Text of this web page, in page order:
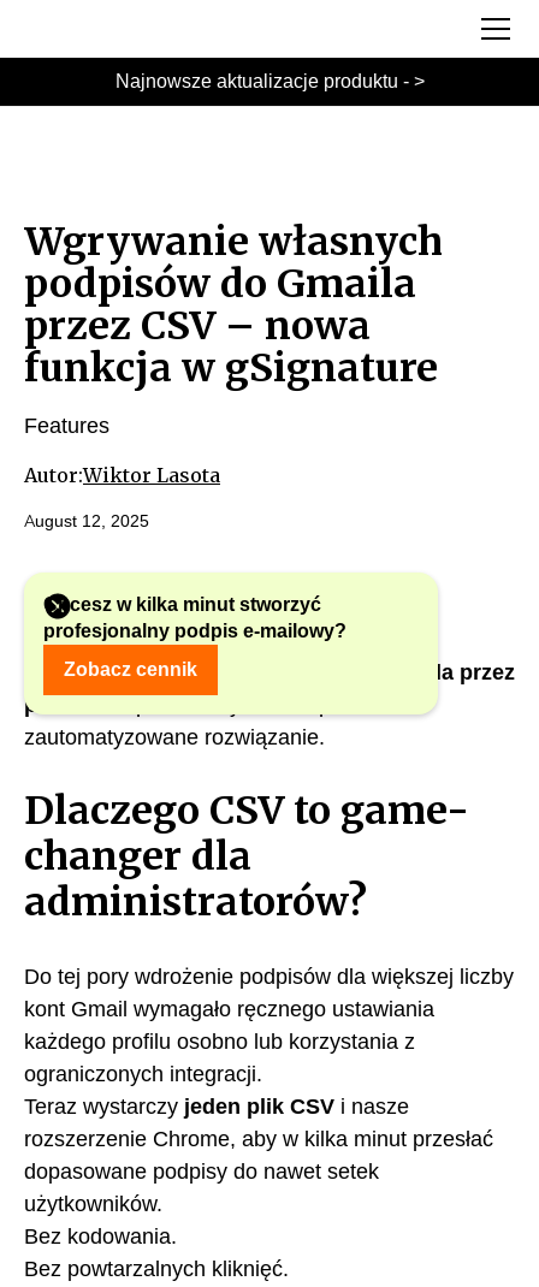
Najnowsze aktualizacje produktu - >
Wgrywanie własnych
podpisów do Gmaila
przez CSV – nowa
funkcja w gSignature
Features
Autor:Wiktor Lasota
August 12, 2025
Chcesz w kilka minut stworzyć
profesjonalny podpis e-mailowy?
Zobacz cennik
Najświeższa aktualizacja towgrywanie
spersonalizowanych podpisów do Gmaila przez
plik CSV
zautomatyzowane rozwiązanie.
Dlaczego CSV to game-
changer dla
administratorów?
Do tej pory wdrożenie podpisów dla większej liczby
kont Gmail wymagało ręcznego ustawiania
każdego profilu osobno lub korzystania z
ograniczonych integracji.
Teraz wystarczy jeden plik CSV i nasze
rozszerzenie Chrome, aby w kilka minut przesłać
dopasowane podpisy do nawet setek
użytkowników.
Bez kodowania.
Bez powtarzalnych kliknięć.